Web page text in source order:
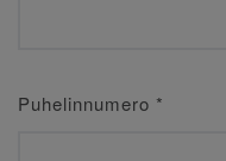
Puhelinnumero *